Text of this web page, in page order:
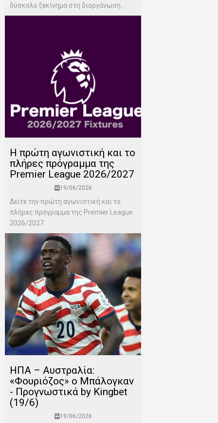
δύσκολο ξεκίνημα στη διοργάνωση...
H πρώτη αγωνιστική και το
πλήρες πρόγραμμα της
Premier League 2026/2027
19/06/2026
Δείτε την πρώτη αγωνιστική και το
πλήρες πρόγραμμα της Premier League
2026/2027.
ΗΠΑ – Αυστραλία:
«Φουριόζος» ο Μπάλογκαν
- Προγνωστικά by Kingbet
(19/6)
19/06/2026